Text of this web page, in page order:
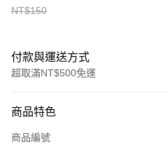
NT$150
付款與運送方式
超取滿NT$500免運
信用卡一次付款
商品特色
商品編號